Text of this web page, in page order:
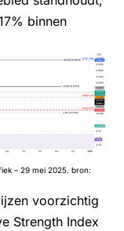
binnen
– 29 mei 2025. bron:
voorzichtig
Strength Index